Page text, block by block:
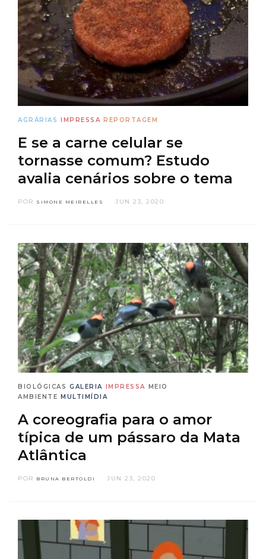
AGRÁRIAS IMPRESSA REPORTAGEM
E se a carne celular se
tornasse comum? Estudo
avalia cenários sobre o tema
POR SIMONE MEIRELLES JUN 23, 2020
BIOLÓGICAS GALERIA IMPRESSA
MEIO
AMBIENTE
MULTIMÍDIA
A coreografia para o amor
típica de um pássaro da Mata
Atlântica
POR BRUNA BERTOLDI JUN 23, 2020